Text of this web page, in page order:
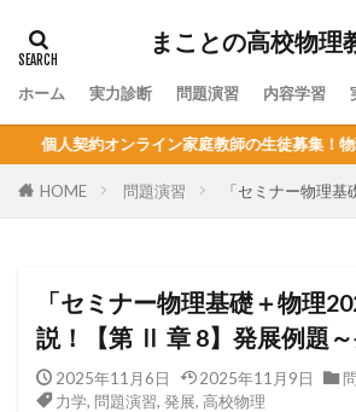
まことの高校物理
ホーム 実力診断 問題演習 内容学習
師の生徒募集！物理はもちろん、他教科の指導
HOME 問題演習 「セミナー物理
「セミナー物理基礎＋物理
説！【第 Ⅱ 章 8】発展例題
2025年11月6日 2025年11月9日
力学, 問題演習, 発展, 高校物理